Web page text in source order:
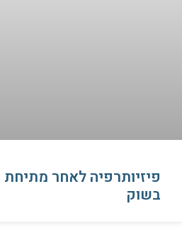
פיזיותרפיה לאחר
בשוק